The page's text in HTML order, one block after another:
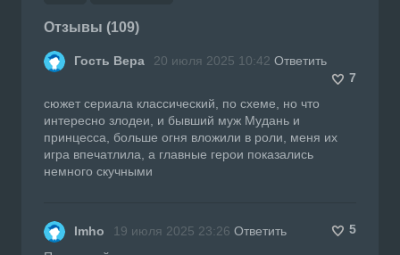
Отзывы (109)
Гость Вера 20 июля 2025 10:42 Ответить
7
сюжет сериала классический, по схеме, но что
интересно злодеи, и бывший муж Мудань и
принцесса, больше огня вложили в роли, меня их
игра впечатлила, а главные герои показались
немного скучными
Imho 19 июля 2025 23:26 Ответить
5